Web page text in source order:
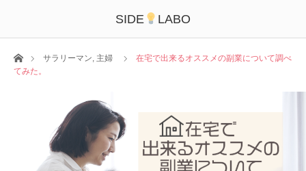
SIDE LABO
ホームサラリーマン, 主婦
在宅で出来るオススメの副業について調べ
てみた。